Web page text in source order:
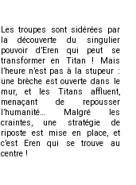
Les troupes sont sidérées par
la découverte du singulier
pouvoir d’Eren qui peut se
transformer en Titan ! Mais
l’heure n’est pas à la stupeur :
une brèche est ouverte dans le
mur, et les Titans affluent,
menaçant de repousser
l’humanité… Malgré les
craintes, une stratégie de
riposte est mise en place, et
c’est Eren qui se trouve au
centre !